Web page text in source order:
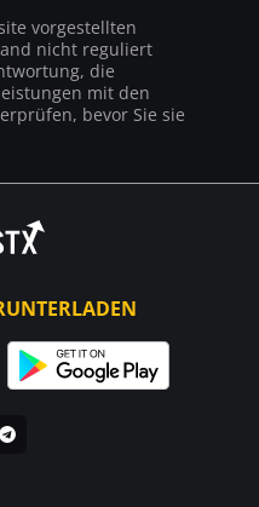
vorgestellten
nicht reguliert
die
mit den
bevor Sie sie